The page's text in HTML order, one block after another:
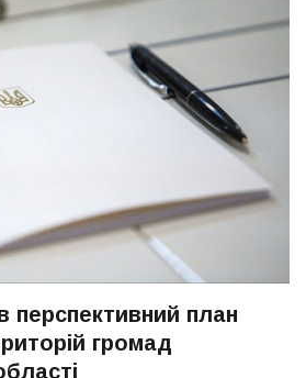
перспективний план
громад